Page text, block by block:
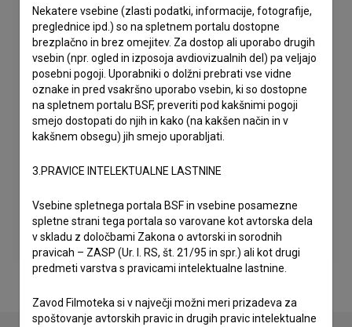
Nekatere vsebine (zlasti podatki, informacije, fotografije,
preglednice ipd.) so na spletnem portalu dostopne
brezplačno in brez omejitev. Za dostop ali uporabo drugih
vsebin (npr. ogled in izposoja avdiovizualnih del) pa veljajo
posebni pogoji. Uporabniki o dolžni prebrati vse vidne
oznake in pred vsakršno uporabo vsebin, ki so dostopne
na spletnem portalu BSF, preveriti pod kakšnimi pogoji
smejo dostopati do njih in kako (na kakšen način in v
kakšnem obsegu) jih smejo uporabljati.
3.PRAVICE INTELEKTUALNE LASTNINE
Vsebine spletnega portala BSF in vsebine posamezne
spletne strani tega portala so varovane kot avtorska dela
v skladu z določbami Zakona o avtorski in sorodnih
pravicah – ZASP (Ur. l. RS, št. 21/95 in spr.) ali kot drugi
predmeti varstva s pravicami intelektualne lastnine.
Zavod Filmoteka si v največji možni meri prizadeva za
spoštovanje avtorskih pravic in drugih pravic intelektualne